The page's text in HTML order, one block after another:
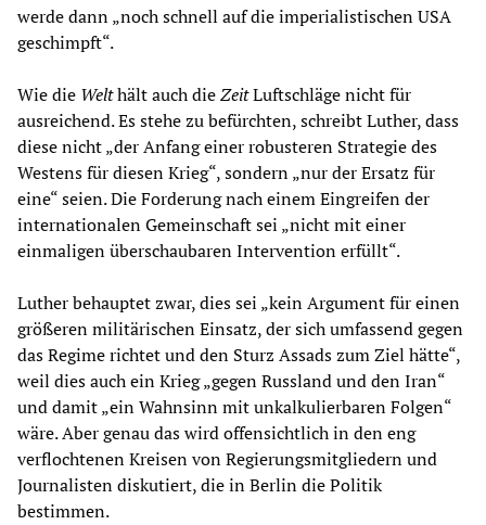
werde dann „noch schnell auf die imperialistischen USA
geschimpft“.
Wie die Welthält auch dieZeitLuftschläge nicht für
ausreichend. Es stehe zu befürchten, schreibt Luther, dass
diese nicht „der Anfang einer robusteren Strategie des
Westens für diesen Krieg“, sondern „nur der Ersatz für
eine“ seien. Die Forderung nach einem Eingreifen der
internationalen Gemeinschaft sei „nicht mit einer
einmaligen überschaubaren Intervention erfüllt“.
Luther behauptet zwar, dies sei „kein Argument für einen
größeren militärischen Einsatz, der sich umfassend gegen
das Regime richtet und den Sturz Assads zum Ziel hätte“,
weil dies auch ein Krieg „gegen Russland und den Iran“
und damit „ein Wahnsinn mit unkalkulierbaren Folgen“
wäre. Aber genau das wird offensichtlich in den eng
verflochtenen Kreisen von Regierungsmitgliedern und
Journalisten diskutiert, die in Berlin die Politik
bestimmen.